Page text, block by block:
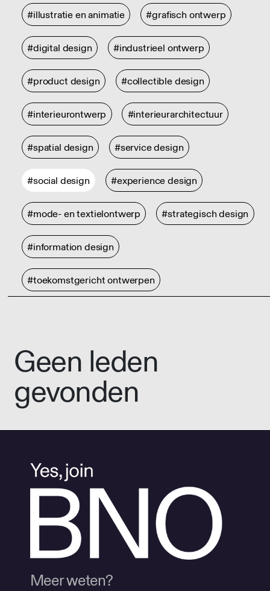
#illustratie en animatie #grafisch ontwerp
#digital design #industrieel ontwerp
#product design #collectible design
#interieurontwerp #interieurarchitectuur
#spatial design #service design
#social design #experience design
#mode- en textielontwerp #strategisch design
#information design
#toekomstgericht ontwerpen
Geen leden
gevonden
Meer weten?